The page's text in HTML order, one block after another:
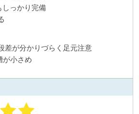
しっかり完備
差が分かりづらく足元注意
小さめ